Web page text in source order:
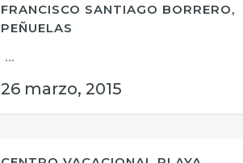
FRANCISCO SANTIAGO BORRERO,
PEÑUELAS
...
26 marzo, 2015